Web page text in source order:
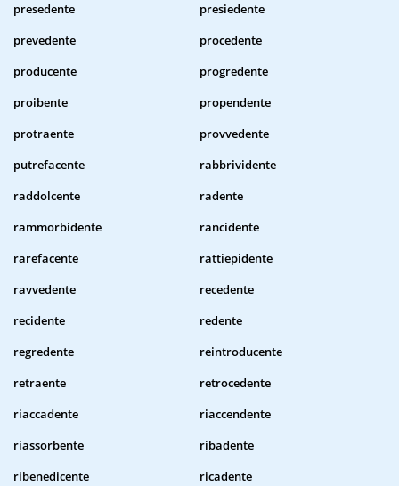
presedente
presiedente
prevedente
procedente
producente
progredente
proibente
propendente
protraente
provvedente
putrefacente
rabbrividente
raddolcente
radente
rammorbidente
rancidente
rarefacente
rattiepidente
ravvedente
recedente
recidente
redente
regredente
reintroducente
retraente
retrocedente
riaccadente
riaccendente
riassorbente
ribadente
ribenedicente
ricadente